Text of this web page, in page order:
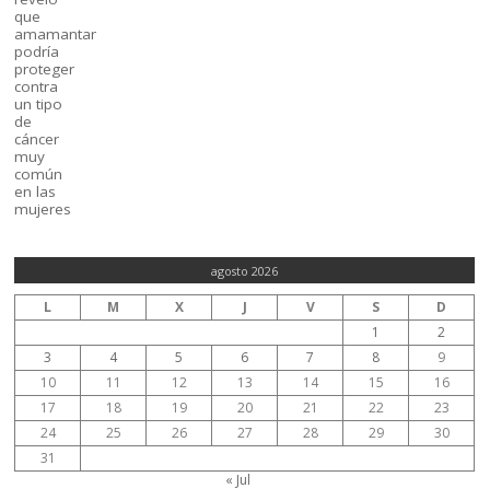
agosto 2026
L M X J V S
D
1
2
3
4 5 6 7 8
9
10
11 12 13 14 15
16
17
18 19 20 21 22
23
24
25 26 27 28 29
30
31
« Jul